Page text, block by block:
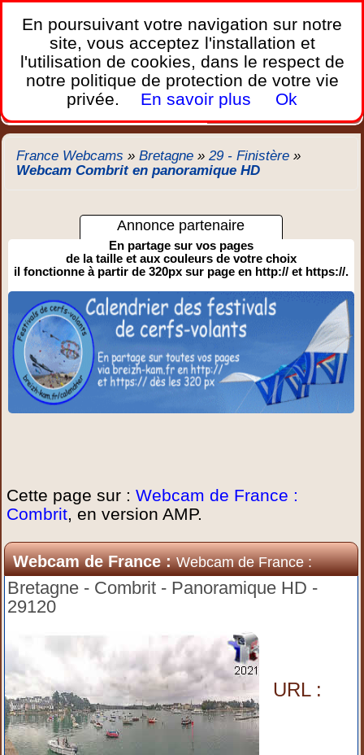
France Webcams,
Les webcams sur mobiles, portables et PC.
Home Bretagne Corse Plages Ports Montagnes
Trafic Chercher New
France Webcams »Bretagne »29 - Finistère »
Webcam Combrit en panoramique HD
Annonce partenaire
En partage sur vos pages
de la taille et aux couleurs de votre choix
il fonctionne à partir de 320px sur page en http:// et https://.
Cette page sur :Webcam de France :
Combrit, en version AMP.
Webcam de France :Webcam de France :
Combrit
Bretagne - Combrit - Panoramique HD -
29120
URL :
En poursuivant votre navigation sur notre
site, vous acceptez l'installation et
l'utilisation de cookies, dans le respect de
notre politique de protection de votre vie
privée.
En savoir plus Ok